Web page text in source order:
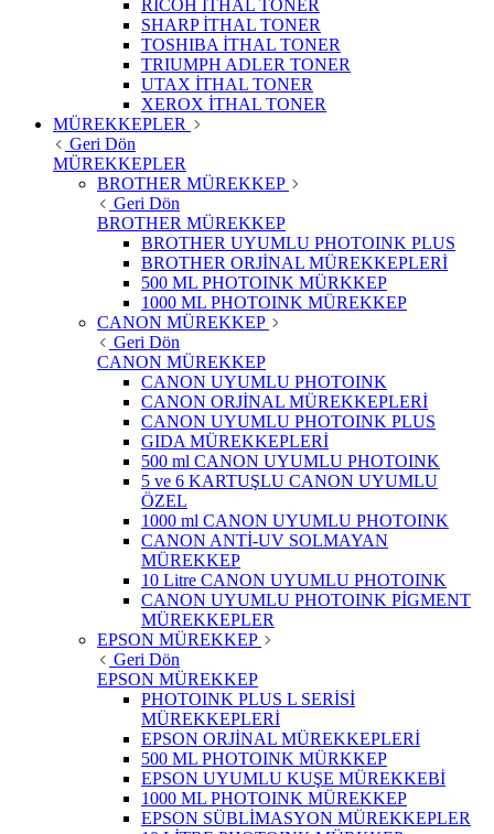
RICOH İTHAL TONER
SHARP İTHAL TONER
TOSHIBA İTHAL TONER
TRIUMPH ADLER TONER
UTAX İTHAL TONER
XEROX İTHAL TONER
MÜREKKEPLER
Geri Dön
MÜREKKEPLER
BROTHER MÜREKKEP
Geri Dön
BROTHER MÜREKKEP
BROTHER UYUMLU PHOTOINK PLUS
BROTHER ORJİNAL MÜREKKEPLERİ
500 ML PHOTOINK MÜRKKEP
1000 ML PHOTOINK MÜREKKEP
CANON MÜREKKEP
Geri Dön
CANON MÜREKKEP
CANON UYUMLU PHOTOINK
CANON ORJİNAL MÜREKKEPLERİ
CANON UYUMLU PHOTOINK PLUS
GIDA MÜREKKEPLERİ
500 ml CANON UYUMLU PHOTOINK
5 ve 6 KARTUŞLU CANON UYUMLU
ÖZEL
1000 ml CANON UYUMLU PHOTOINK
CANON ANTİ-UV SOLMAYAN
MÜREKKEP
10 Litre CANON UYUMLU PHOTOINK
CANON UYUMLU PHOTOINK PİGMENT
MÜREKKEPLER
EPSON MÜREKKEP
Geri Dön
EPSON MÜREKKEP
PHOTOINK PLUS L SERİSİ
MÜREKKEPLERİ
EPSON ORJİNAL MÜREKKEPLERİ
500 ML PHOTOINK MÜRKKEP
EPSON UYUMLU KUŞE MÜREKKEBİ
1000 ML PHOTOINK MÜREKKEP
EPSON SÜBLİMASYON MÜREKKEPLER